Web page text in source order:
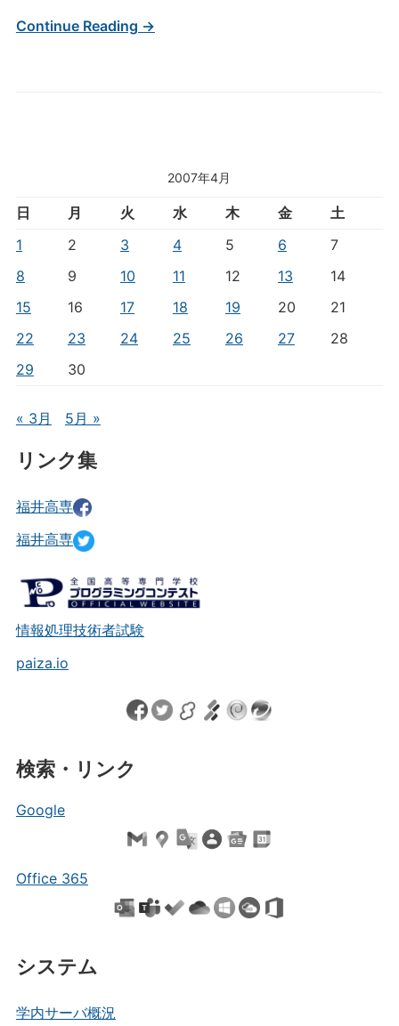
2007年4月
日 月 火 水 木 金
土
1
2 3 4 5 6
7
8
9 10 11 12 13
14
15
16 17 18 19 20
21
22
23 24 25 26 27
28
29
30
« 3月 5月 »
リンク集
福井高専
福井高専
情報処理技術者試験
paiza.io
検索・リンク
Google
Office 365
Continue Reading →
システム
学内サーバ概況